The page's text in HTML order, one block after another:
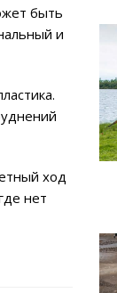
быть
и
ход
нет